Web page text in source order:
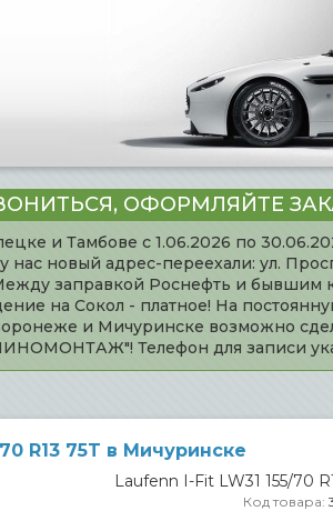
ОФОРМЛЯЙТЕ
и Тамбове с 1.06.2026 по
новый адрес-переехали: ул.
заправкой Роснефть и бывшим
на Сокол - платное! На
и Мичуринске возможно
Телефон для записи
R13 75T в Мичуринске
Код товара: